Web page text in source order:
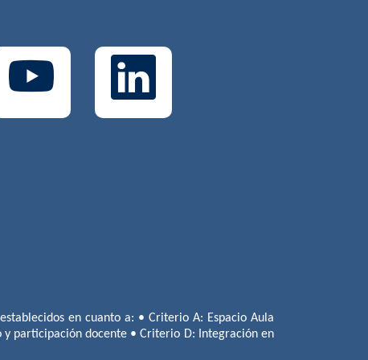
en cuanto a: • Criterio A: Espacio Aula
participación docente • Criterio D: Integración en